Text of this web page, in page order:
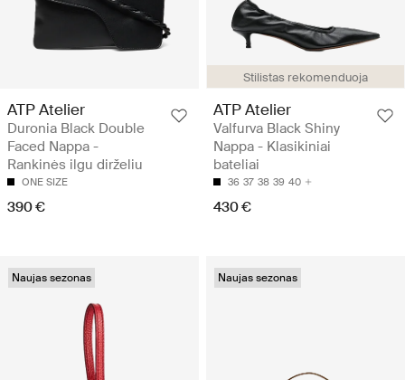
ATP Atelier
Duronia Black Double
Faced Nappa -
Rankinės ilgu dirželiu
ONE SIZE
390 €
Stilistas rekomenduoja
ATP Atelier
Valfurva Black Shiny
Nappa - Klasikiniai
bateliai
36 37 38 39 40
430 €
Naujas sezonas Naujas sezonas